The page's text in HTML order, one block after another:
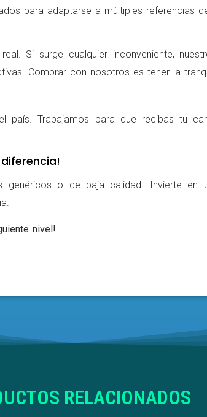
para adaptarse a múltiples referencias
Si surge cualquier inconveniente,
Comprar con nosotros es tener la
país. Trabajamos para que recibas tu
o de baja calidad. Invierte en
nivel!
RELACIONADOS